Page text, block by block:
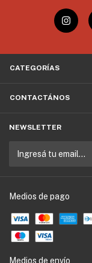
CATEGORÍAS
CONTACTÁNOS
NEWSLETTER
Medios de pago
Medios de envío